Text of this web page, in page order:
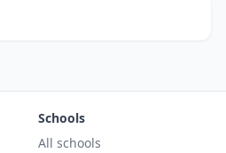
Schools
All schools